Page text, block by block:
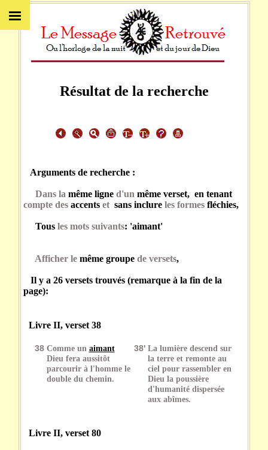
Résultat de la recherche
Arguments de recherche :
Dans la même ligne d'un même verset, en tenant
compte des accents et sans inclureles formes fléchies,
Tous les mots suivants: 'aimant'
Afficher le même groupede versets,
Il y a 26 versets trouvés (remarque à la fin de la
page):
Livre II, verset 38
38 Comme un aimant
Dieu fera aussitôt
parcourir à l'homme le
double du chemin.
38' La lumière descend sur
la terre et remonte au
ciel pour rassembler en
Dieu la poussière
d'humanité dispersée
aux abîmes.
Livre II, verset 80